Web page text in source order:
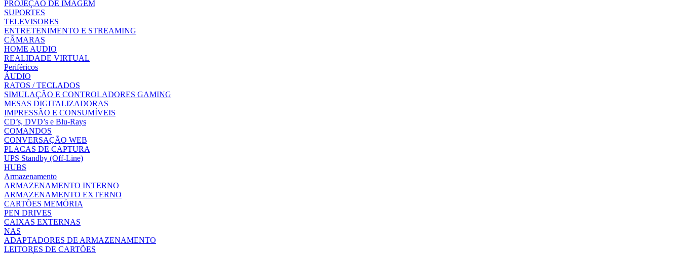
PROJEÇÃO DE IMAGEM
SUPORTES
TELEVISORES
ENTRETENIMENTO E STREAMING
CÂMARAS
HOME AUDIO
REALIDADE VIRTUAL
Periféricos
ÁUDIO
RATOS / TECLADOS
SIMULAÇÃO E CONTROLADORES GAMING
MESAS DIGITALIZADORAS
IMPRESSÃO E CONSUMÍVEIS
CD’s, DVD’s e Blu-Rays
COMANDOS
CONVERSAÇÃO WEB
PLACAS DE CAPTURA
UPS Standby (Off-Line)
HUBS
Armazenamento
ARMAZENAMENTO INTERNO
ARMAZENAMENTO EXTERNO
CARTÕES MEMÓRIA
PEN DRIVES
CAIXAS EXTERNAS
NAS
ADAPTADORES DE ARMAZENAMENTO
LEITORES DE CARTÕES